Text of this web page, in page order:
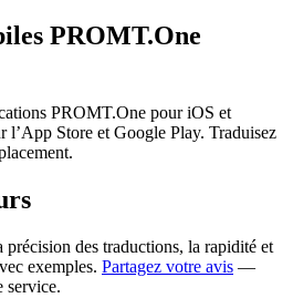
PROMT.One
PROMT.One pour iOS et
l’App Store et Google Play. Traduisez
précision des traductions, la rapidité et
exemples. Partagez votre avis —
service.